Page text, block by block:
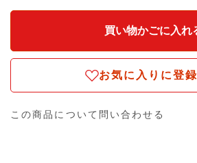
お気に入りに登
この商品について問い合わせる